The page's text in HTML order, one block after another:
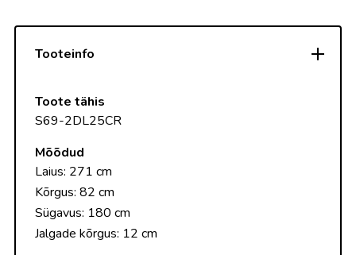
Tooteinfo
Toote tähis
S69-2DL25CR
Mõõdud
Laius: 271 cm
Kõrgus: 82 cm
Sügavus: 180 cm
Jalgade kõrgus: 12 cm